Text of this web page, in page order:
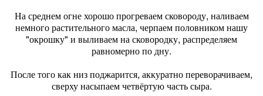
На среднем огне хорошо прогреваем сковороду, наливаем
немного растительного масла, черпаем половником нашу
"окрошку" и выливаем на сковородку, распределяем
равномерно по дну.
После того как низ поджарится, аккуратно переворачиваем,
сверху насыпаем четвёртую часть сыра.